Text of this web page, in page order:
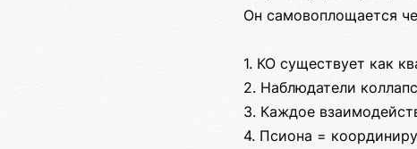
Он самовоплощается
1. КО существует как
2. Наблюдатели
3. Каждое
4. Псиона =